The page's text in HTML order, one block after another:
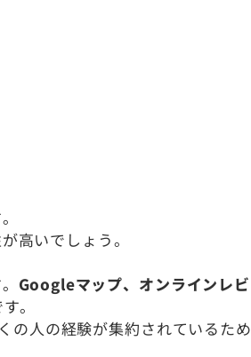
高いでしょう。
Googleマップ、オンラインレビ
。
の人の経験が集約されているため